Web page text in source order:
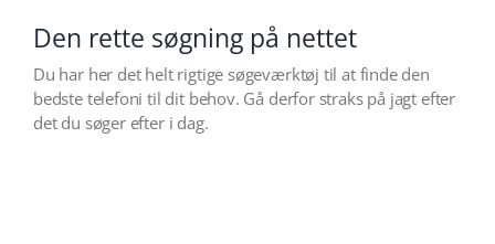
Den rette søgning på nettet
Du har her det helt rigtige søgeværktøj til at finde den
bedste telefoni til dit behov. Gå derfor straks på jagt efter
det du søger efter i dag.